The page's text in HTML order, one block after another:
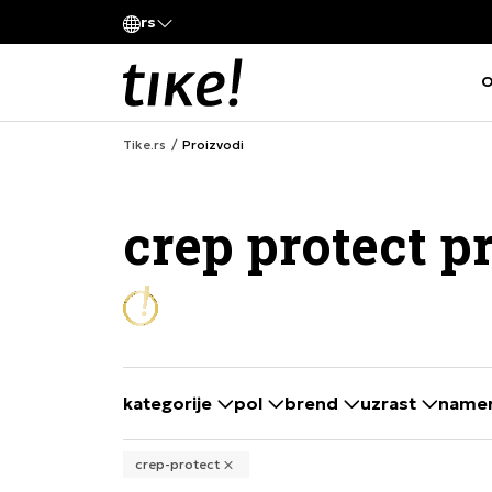
rs
Tike.rs Proizvodi
crep protect
selecting a filter closes the filters and
kategorije pol brend uzrast
crep-protect